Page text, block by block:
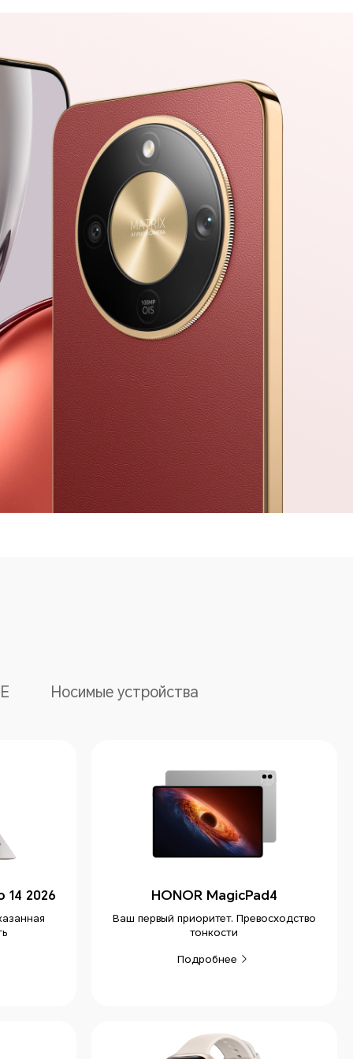
Носимые устройства
14 2026 HONOR MagicPad4
Ваш первый приоритет. Превосходство
тонкости
Подробнее